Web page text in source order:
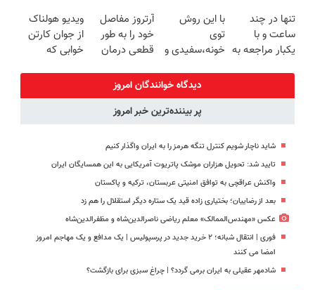
🔥 پرداخت
درب منزل
ساخت!!!
فرصت رو از
دست نده!
منزل + گارانتی
تعویض
تنها در چند
ساعت و با
یکبار مراجعه به
با این روش
توی
خونه،سفیدی و
برگردون
(40%off)
آرتروز مفاصل
خود را به طور
قطعی درمان
◗پرسش‌نامه◖
ویدیو هولناک
از جوان کارتن
خوابی که
دیدگاه خوانندگان امروز
پر بیننده‌ترین خبر امروز
شاید ناچار شویم کنترل تنگه هرمز را به ایران واگذار کنیم
تایید شد: تحویل هزاران موشک پاتریوت آمریکایی به این همسایگان ایران
واکنش عراقچی به توافق امنیتی عربستان، ترکیه و پاکستان
بعد از رضاییان؛ بختیاری زاده قید یک ستاره دیگر استقلال را هم زد
عکس «مهندس‌الممالک» معلم ریاضی ناصرالدین‌شاه و مظفرالدین‌شاه
فوری | انتقال شبانه؛ ۲ خرید جدید در پرسپولیس | یک مدافع و یک مهاجم امروز
امضا می کنند
شادمهر عقیلی به ایران برمی گردد؟ | چراغ سبزی برای بازگشت؟